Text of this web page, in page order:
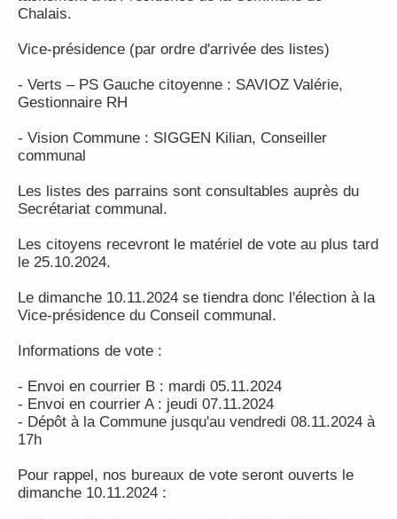
Chalais.
Vice-présidence (par ordre d'arrivée des listes)
- Verts – PS Gauche citoyenne : SAVIOZ Valérie,
Gestionnaire RH
- Vision Commune : SIGGEN Kilian, Conseiller
communal
Les listes des parrains sont consultables auprès du
Secrétariat communal.
Les citoyens recevront le matériel de vote au plus tard
le 25.10.2024.
Le dimanche 10.11.2024 se tiendra donc l'élection à la
Vice-présidence du Conseil communal.
Informations de vote :
- Envoi en courrier B : mardi 05.11.2024
- Envoi en courrier A : jeudi 07.11.2024
- Dépôt à la Commune jusqu'au vendredi 08.11.2024 à
17h
Pour rappel, nos bureaux de vote seront ouverts le
dimanche 10.11.2024 :